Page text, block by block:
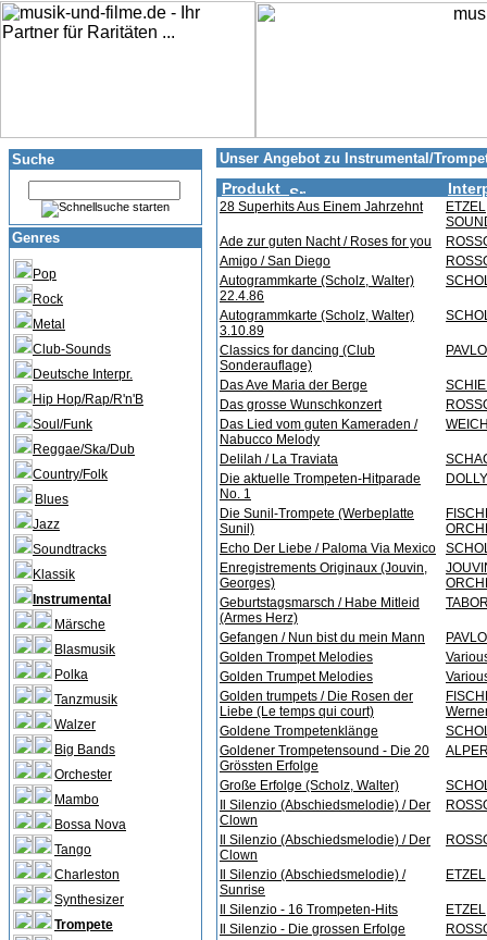
Suche
Genres
Pop
Rock
Metal
Club-Sounds
Deutsche Interpr.
Hip Hop/Rap/R'n'B
Soul/Funk
Reggae/Ska/Dub
Country/Folk
Blues
Jazz
Soundtracks
Klassik
Instrumental
Märsche
Blasmusik
Polka
Tanzmusik
Walzer
Big Bands
Orchester
Mambo
Bossa Nova
Tango
Charleston
Synthesizer
Trompete
Unser Angebot zu Instrumental/
Produkt
28 Superhits Aus Einem Jahrzehnt
Ade zur guten Nacht / Roses for you
Amigo / San Diego
Autogrammkarte (Scholz, Walter)
22.4.86
Autogrammkarte (Scholz, Walter)
3.10.89
Classics for dancing (Club
Sonderauflage)
Das Ave Maria der Berge
Das grosse Wunschkonzert
Das Lied vom guten Kameraden /
Nabucco Melody
Delilah / La Traviata
Die aktuelle Trompeten-Hitparade
No. 1
Die Sunil-Trompete (Werbeplatte
Sunil)
Echo Der Liebe / Paloma Via Mexico
Enregistrements Originaux (Jouvin,
Georges)
Geburtstagsmarsch / Habe Mitleid
(Armes Herz)
Gefangen / Nun bist du mein Mann
Golden Trompet Melodies
Golden Trumpet Melodies
Golden trumpets / Die Rosen der
Liebe (Le temps qui court)
Goldene Trompetenklänge
Goldener Trompetensound - Die 20
Grössten Erfolge
Große Erfolge (Scholz, Walter)
Il Silenzio (Abschiedsmelodie) / Der
Clown
Il Silenzio (Abschiedsmelodie) / Der
Clown
Il Silenzio (Abschiedsmelodie) /
Sunrise
Il Silenzio - 16 Trompeten-Hits
Il Silenzio - Die grossen Erfolge